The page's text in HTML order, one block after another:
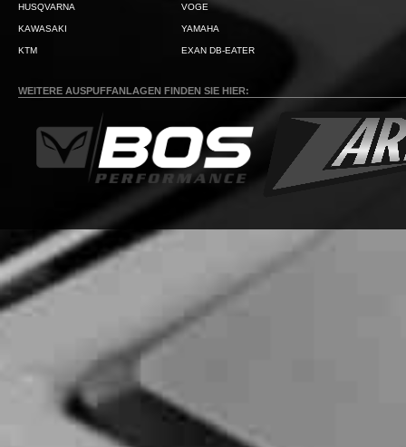
HUSQVARNA
KAWASAKI
KTM
VOGE
YAMAHA
EXAN DB-EATER
WEITERE AUSPUFFANLAGEN FINDEN SIE HIER: